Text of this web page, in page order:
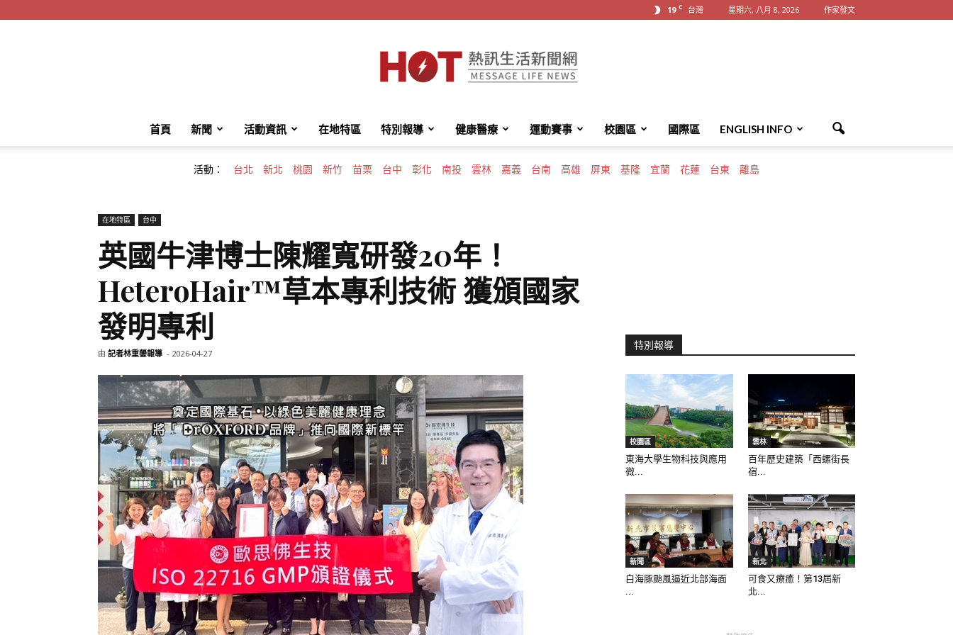
19 C 台灣 星期六, 八月 8, 2026 作家發文
HotMessage
生
活
首頁 新聞 活動資訊 在地特區 特別報導 健康醫療 運動賽事 校園區 國際區 ENGLISH INFO
活動： 台北 新北 桃園 新竹 苗栗 台中 彰化 南投 雲林 嘉義 台南 高雄 屏東 基隆 宜蘭 花蓮 台東 離島
在地特區 台中
英國牛津博士陳耀寬研發20年！
HeteroHair™草本專利技術 獲頒國家
發明專利
由 記者林重鎣報導 - 2026-04-27
特別報導
校園區
東海大學生物科技與應用
微...
雲林
百年歷史建築「西螺街長
宿...
新聞
白海豚颱風逼近北部海面
...
新北
可食又療癒！第13屆新
北...